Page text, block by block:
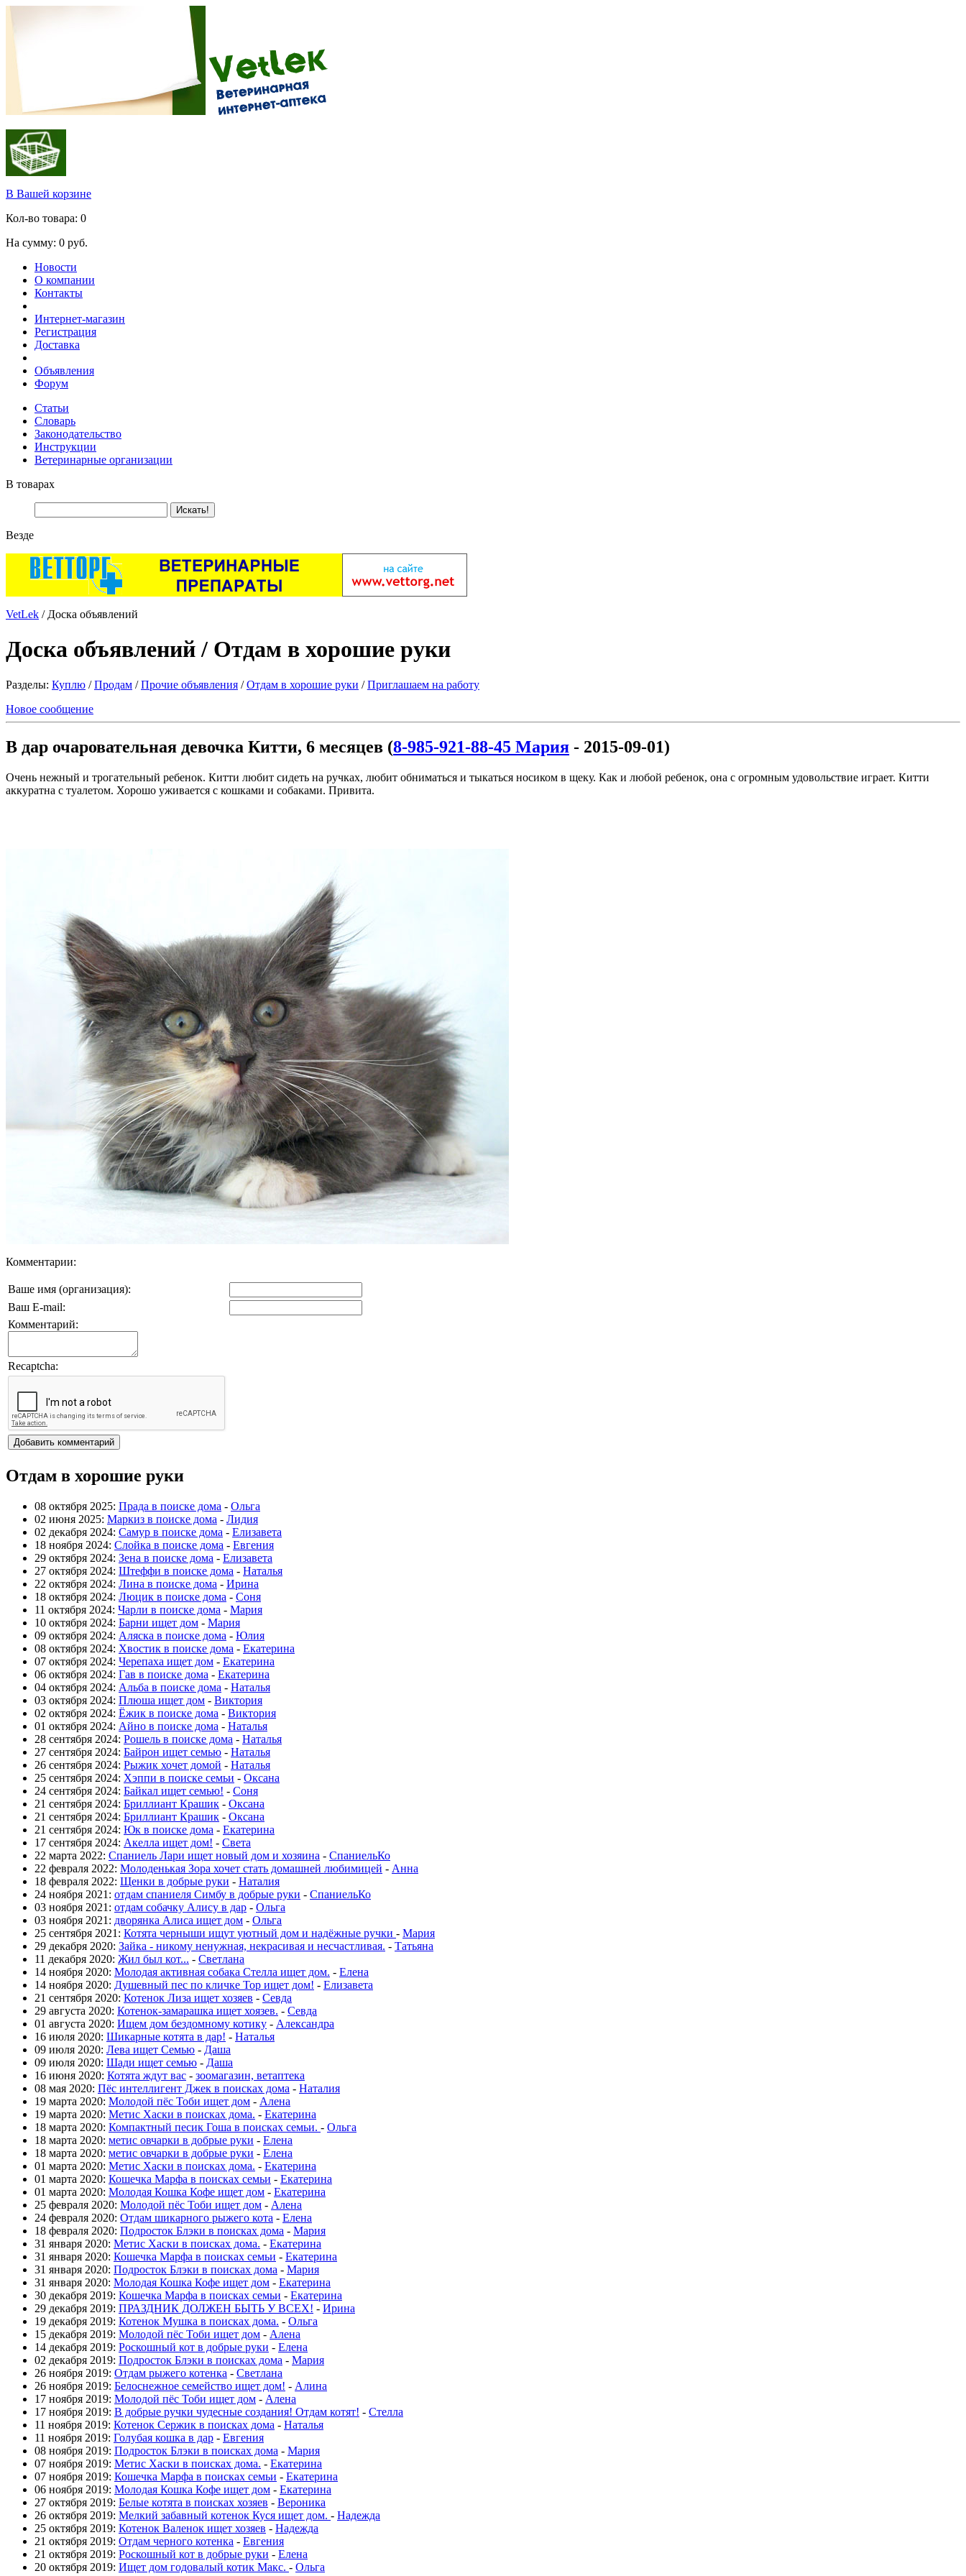
В Вашей корзине
Кол-во товара: 0
На сумму: 0 руб.
Новости
О компании
Контакты
Интернет-магазин
Регистрация
Доставка
Объявления
Форум
Статьи
Словарь
Законодательство
Инструкции
Ветеринарные организации
В товарах
Везде
VetLek / Доска объявлений
Доска объявлений / Отдам в хорошие руки
Разделы: Куплю /Продам /Прочие объявления /Отдам в хорошие руки /Приглашаем на работу
Новое сообщение
В дар очаровательная девочка Китти, 6 месяцев (8-985-921-88-45 Мария - 2015-09-01)
Очень нежный и трогательный ребенок. Китти любит сидеть на ручках, любит обниматься и тыкаться носиком в щеку. Как и любой ребенок, она с огромным удовольствие играет. Китти
аккуратна с туалетом. Хорошо уживается с кошками и собаками. Привита.
Комментарии:
Ваше имя (организация):
Ваш E-mail:
Комментарий:
Recaptcha:
Отдам в хорошие руки
08 октября 2025: Прада в поиске дома - Ольга
02 июня 2025: Маркиз в поиске дома - Лидия
02 декабря 2024: Самур в поиске дома - Елизавета
18 ноября 2024: Слойка в поиске дома - Евгения
29 октября 2024: Зена в поиске дома - Елизавета
27 октября 2024: Штеффи в поиске дома - Наталья
22 октября 2024: Лина в поиске дома - Ирина
18 октября 2024: Люцик в поиске дома - Соня
11 октября 2024: Чарли в поиске дома - Мария
10 октября 2024: Барни ищет дом - Мария
09 октября 2024: Аляска в поиске дома - Юлия
08 октября 2024: Хвостик в поиске дома - Екатерина
07 октября 2024: Черепаха ищет дом - Екатерина
06 октября 2024: Гав в поиске дома - Екатерина
04 октября 2024: Альба в поиске дома - Наталья
03 октября 2024: Плюша ищет дом - Виктория
02 октября 2024: Ёжик в поиске дома - Виктория
01 октября 2024: Айно в поиске дома - Наталья
28 сентября 2024: Рошель в поиске дома - Наталья
27 сентября 2024: Байрон ищет семью - Наталья
26 сентября 2024: Рыжик хочет домой - Наталья
25 сентября 2024: Хэппи в поиске семьи - Оксана
24 сентября 2024: Байкал ищет семью! - Соня
21 сентября 2024: Бриллиант Крашик - Оксана
21 сентября 2024: Бриллиант Крашик - Оксана
21 сентября 2024: Юк в поиске дома - Екатерина
17 сентября 2024: Акелла ищет дом! - Света
22 марта 2022: Спаниель Лари ищет новый дом и хозяина - СпаниельКо
22 февраля 2022: Молоденькая Зора хочет стать домашней любимицей - Анна
18 февраля 2022: Щенки в добрые руки - Наталия
24 ноября 2021: отдам спаниеля Симбу в добрые руки - СпаниельКо
03 ноября 2021: отдам собачку Алису в дар - Ольга
03 ноября 2021: дворянка Алиса ищет дом - Ольга
25 сентября 2021: Котята черныши ищут уютный дом и надёжные ручки - Мария
29 декабря 2020: Зайка - никому ненужная, некрасивая и несчастливая. - Татьяна
11 декабря 2020: Жил был кот... - Светлана
14 ноября 2020: Молодая активная собака Стелла ищет дом. - Елена
14 ноября 2020: Душевный пес по кличке Тор ищет дом! - Елизавета
21 сентября 2020: Котенок Лиза ищет хозяев - Севда
29 августа 2020: Котенок-замарашка ищет хоязев. - Севда
01 августа 2020: Ищем дом бездомному котику - Александра
16 июля 2020: Шикарные котята в дар! - Наталья
09 июля 2020: Лева ищет Семью - Даша
09 июля 2020: Шади ищет семью - Даша
16 июня 2020: Котята ждут вас - зоомагазин, ветаптека
08 мая 2020: Пёс интеллигент Джек в поисках дома - Наталия
19 марта 2020: Молодой пёс Тоби ищет дом - Алена
19 марта 2020: Метис Хаски в поисках дома. - Екатерина
18 марта 2020: Компактный песик Гоша в поисках семьи. - Ольга
18 марта 2020: метис овчарки в добрые руки - Елена
18 марта 2020: метис овчарки в добрые руки - Елена
01 марта 2020: Метис Хаски в поисках дома. - Екатерина
01 марта 2020: Кошечка Марфа в поисках семьи - Екатерина
01 марта 2020: Молодая Кошка Кофе ищет дом - Екатерина
25 февраля 2020: Молодой пёс Тоби ищет дом - Алена
24 февраля 2020: Отдам шикарного рыжего кота - Елена
18 февраля 2020: Подросток Блэки в поисках дома - Мария
31 января 2020: Метис Хаски в поисках дома. - Екатерина
31 января 2020: Кошечка Марфа в поисках семьи - Екатерина
31 января 2020: Подросток Блэки в поисках дома - Мария
31 января 2020: Молодая Кошка Кофе ищет дом - Екатерина
30 декабря 2019: Кошечка Марфа в поисках семьи - Екатерина
29 декабря 2019: ПРАЗДНИК ДОЛЖЕН БЫТЬ У ВСЕХ! - Ирина
19 декабря 2019: Котенок Мушка в поисках дома. - Ольга
15 декабря 2019: Молодой пёс Тоби ищет дом - Алена
14 декабря 2019: Роскошный кот в добрые руки - Елена
02 декабря 2019: Подросток Блэки в поисках дома - Мария
26 ноября 2019: Отдам рыжего котенка - Светлана
26 ноября 2019: Белоснежное семейство ищет дом! - Алина
17 ноября 2019: Молодой пёс Тоби ищет дом - Алена
17 ноября 2019: В добрые ручки чудесные создания! Отдам котят! - Стелла
11 ноября 2019: Котенок Сержик в поисках дома - Наталья
11 ноября 2019: Голубая кошка в дар - Евгения
08 ноября 2019: Подросток Блэки в поисках дома - Мария
07 ноября 2019: Метис Хаски в поисках дома. - Екатерина
07 ноября 2019: Кошечка Марфа в поисках семьи - Екатерина
06 ноября 2019: Молодая Кошка Кофе ищет дом - Екатерина
27 октября 2019: Белые котята в поисках хозяев - Вероника
26 октября 2019: Мелкий забавный котенок Куся ищет дом. - Надежда
25 октября 2019: Котенок Валенок ищет хозяев - Надежда
21 октября 2019: Отдам черного котенка - Евгения
21 октября 2019: Роскошный кот в добрые руки - Елена
20 октября 2019: Ищет дом годовалый котик Макс. - Ольга